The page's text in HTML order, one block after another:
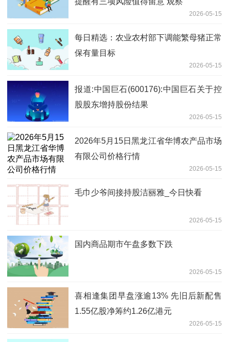
2026-05-15
每日精选：农业农村部下调能繁母猪正常
保有量目标
2026-05-15
报道:中国巨石(600176):中国巨石关于控
股股东增持股份结果
2026-05-15
2026年5月15日黑龙江省华博农产品市场
有限公司价格行情
2026-05-15
毛巾少爷间接持股洁丽雅_今日快看
2026-05-15
国内商品期市午盘多数下跌
2026-05-15
喜相逢集团早盘涨逾13% 先旧后新配售
1.55亿股净筹约1.26亿港元
2026-05-15